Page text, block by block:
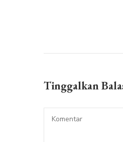
Tinggalkan